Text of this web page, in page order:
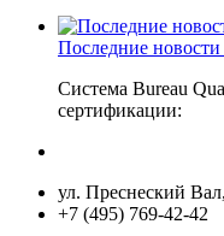
Последние новости
Система Bureau
сертификации:
ул. Преснеский
+7 (495) 769-42-42